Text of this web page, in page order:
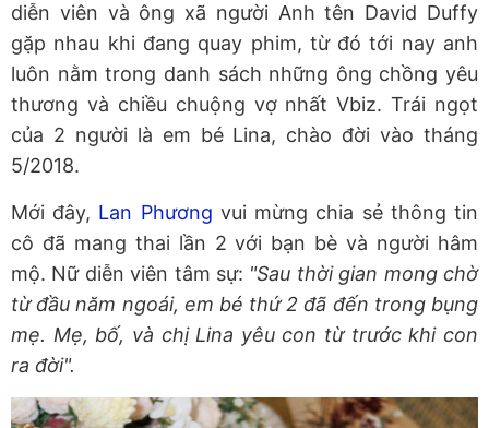
diễn viên và ông xã người Anh tên David Duffy
gặp nhau khi đang quay phim, từ đó tới nay anh
luôn nằm trong danh sách những ông chồng yêu
thương và chiều chuộng vợ nhất Vbiz. Trái ngọt
của 2 người là em bé Lina, chào đời vào tháng
5/2018.
Mới đây, Lan Phương vui mừng chia sẻ thông tin
cô đã mang thai lần 2 với bạn bè và người hâm
mộ. Nữ diễn viên tâm sự: "Sau thời gian mong chờ
từ đầu năm ngoái, em bé thứ 2 đã đến trong bụng
mẹ. Mẹ, bố, và chị Lina yêu con từ trước khi con
ra đời".